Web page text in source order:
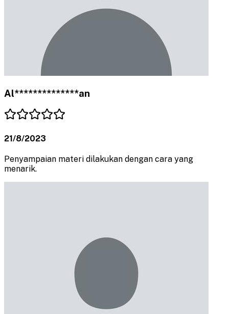
Al**************an
21/8/2023
Penyampaian materi dilakukan dengan cara yang
menarik.